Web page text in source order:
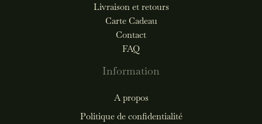
Livraison et retours
Carte Cadeau
Contact
FAQ
Information
A propos
Politique de confidentialité